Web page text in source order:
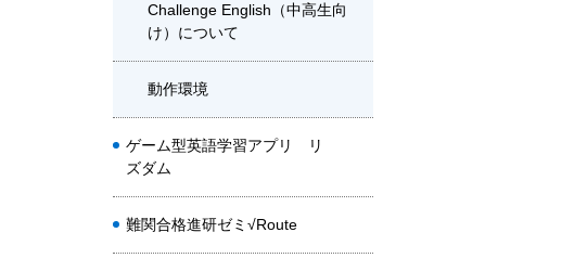
Challenge English（中高生向
け）について
動作環境
ゲーム型英語学習アプリ リ
ズダム
難関合格進研ゼミ√Route